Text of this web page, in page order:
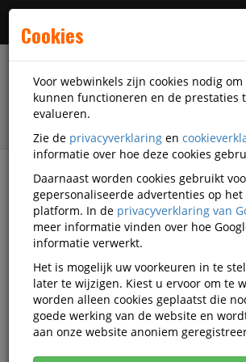
filter
Accessoires
Smartwatch
Smartwatch hoesjes
Smartwatch
Cookies
Voor webwinkels zijn cookies nodig om
kunnen functioneren en de prestaties
evalueren.
Zie de privacyverklaring en
informatie over hoe deze cookies
Daarnaast worden cookies gebruikt
gepersonaliseerde advertenties op het
platform. In de privacyverklaring van
meer informatie vinden over hoe
informatie verwerkt.
Het is mogelijk uw voorkeuren in te
later te wijzigen. Kiest u ervoor om te
worden alleen cookies geplaatst die
goede werking van de website en
aan onze website anoniem